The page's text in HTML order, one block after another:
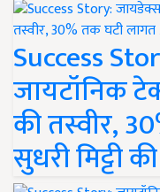
Success
जायटॉनिक
की तस्वीर,
सुधरी मिट्टी